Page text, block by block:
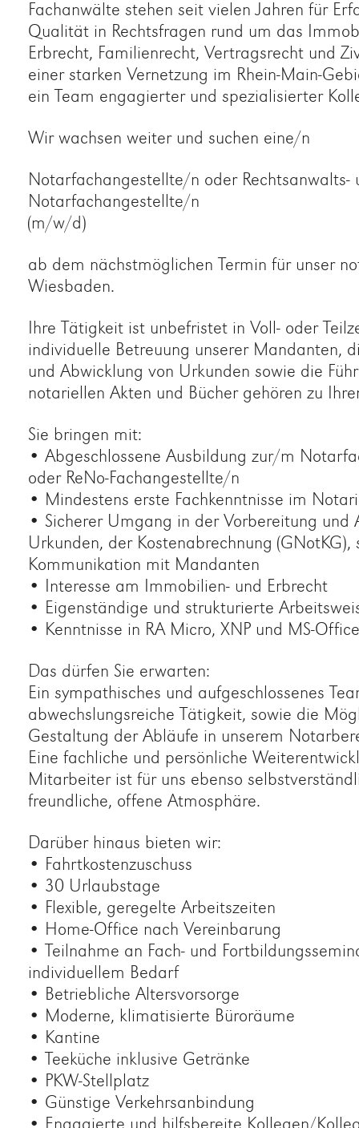
Fachanwälte stehen seit vielen Jahren für
Qualität in Rechtsfragen rund um das
Erbrecht, Familienrecht, Vertragsrecht und
einer starken Vernetzung im Rhein-Main-
ein Team engagierter und spezialisierter
Wir wachsen weiter und suchen eine/n
Notarfachangestellte/n oder Rechtsanwalts-
Notarfachangestellte/n
(m/w/d)
ab dem nächstmöglichen Termin für unser
Wiesbaden.
Ihre Tätigkeit ist unbefristet in Voll- oder
individuelle Betreuung unserer Mandanten,
und Abwicklung von Urkunden sowie die
notariellen Akten und Bücher gehören zu
Sie bringen mit:
• Abgeschlossene Ausbildung zur/m
oder ReNo-Fachangestellte/n
• Mindestens erste Fachkenntnisse im
• Sicherer Umgang in der Vorbereitung und
Urkunden, der Kostenabrechnung (GNotKG),
Kommunikation mit Mandanten
• Interesse am Immobilien- und Erbrecht
• Eigenständige und strukturierte
• Kenntnisse in RA Micro, XNP und MS-
Das dürfen Sie erwarten:
Ein sympathisches und aufgeschlossenes
abwechslungsreiche Tätigkeit, sowie die
Gestaltung der Abläufe in unserem
Eine fachliche und persönliche
Mitarbeiter ist für uns ebenso
freundliche, offene Atmosphäre.
Darüber hinaus bieten wir:
• Fahrtkostenzuschuss
• 30 Urlaubstage
• Flexible, geregelte Arbeitszeiten
• Home-Office nach Vereinbarung
• Teilnahme an Fach- und
individuellem Bedarf
• Betriebliche Altersvorsorge
• Moderne, klimatisierte Büroräume
• Kantine
• Teeküche inklusive Getränke
• PKW-Stellplatz
• Günstige Verkehrsanbindung